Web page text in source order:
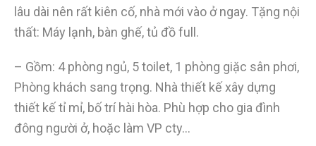
lâu dài nên rất kiên cố, nhà mới vào ở ngay. Tặng nội
thất: Máy lạnh, bàn ghế, tủ đồ full.
– Gồm: 4 phòng ngủ, 5 toilet, 1 phòng giặc sân phơi,
Phòng khách sang trọng. Nhà thiết kế xây dựng
thiết kế tỉ mỉ, bố trí hài hòa. Phù hợp cho gia đình
đông người ở, hoặc làm VP cty…